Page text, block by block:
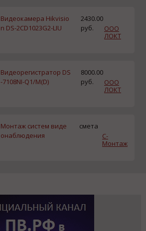
Видеокамера Hikvisio
n DS-2CD1023G2-LIU
2430.00
руб.
ООО
ЛОКТ
Видеорегистратор DS
-7108NI-Q1/M(D)
8000.00
руб.
ООО
ЛОКТ
Монтаж систем виде
онаблюдения
смета
С-
Монтаж